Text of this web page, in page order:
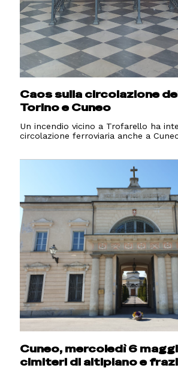
Caos sulla circolazione
Torino e Cuneo
Un incendio vicino a Trofarello ha
circolazione ferroviaria anche a
Cuneo, mercoledì 6
cimiteri di altipiano e